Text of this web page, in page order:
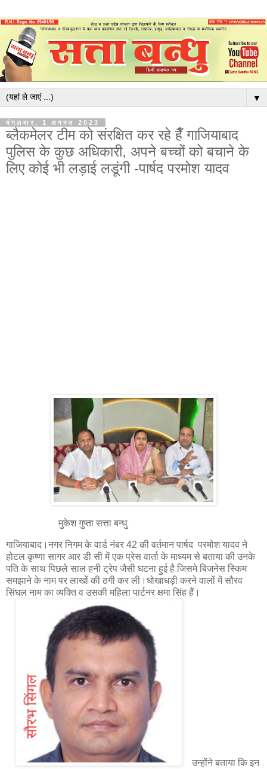
▼
मंगलवार, 1 अगस्त 2023
ब्लैकमेलर टीम को संरक्षित कर रहे हैँ गाजियाबाद
पुलिस के कुछ अधिकारी, अपने बच्चों को बचाने के
लिए कोई भी लड़ाई लडूंगी -पार्षद परमोश यादव
मुकेश गुप्ता सत्ता बन्धु
गाजियाबाद।नगर निगम के वार्ड नंबर 42 की वर्तमान पार्षद परमोश यादव ने
होटल कृष्णा सागर आर डी सी में एक प्रेस वार्ता के माध्यम से बताया की उनके
पति के साथ पिछले साल हनी ट्रेप जैसी घटना हुई है जिसमे बिजनेस स्किम
समझाने के नाम पर लाखों की ठगी कर ली।धोखाधड़ी करने वालों में सौरव
सिंघल नाम का व्यक्ति व उसकी महिला पार्टनर क्षमा सिंह हैं।
उन्होंने बताया कि इन